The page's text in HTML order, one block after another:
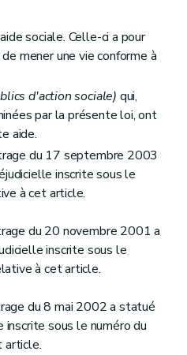
du(centre public d'action sociale)
sociale. Celle-ci a pour
mener une vie conforme à
d'action sociale) qui,
par la présente loi, ont
aide.
du 17 septembre 2003
inscrite sous le
à cet article.
du 20 novembre 2001 a
inscrite sous le
à cet article.
du 8 mai 2002 a statué
sous le numéro du